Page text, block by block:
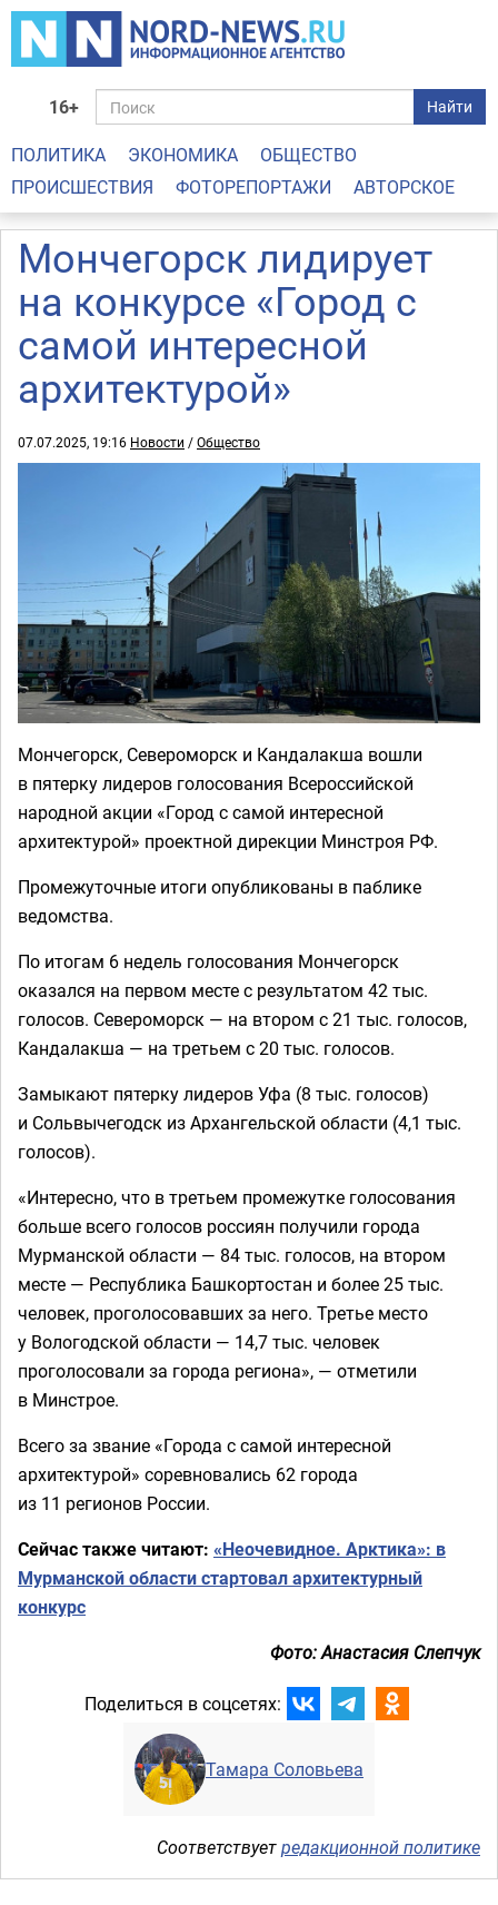
16+ Найти
ПОЛИТИКА ЭКОНОМИКА
ОБЩЕСТВО
ПРОИСШЕСТВИЯ
ФОТОРЕПОРТАЖИ АВТОРСКОЕ
Мончегорск лидирует
на конкурсе «Город с
самой интересной
архитектурой»
07.07.2025, 19:16 Новости /Общество
Мончегорск, Североморск и Кандалакша вошли
в пятерку лидеров голосования Всероссийской
народной акции «Город с самой интересной
архитектурой» проектной дирекции Минстроя РФ.
Промежуточные итоги опубликованы в паблике
ведомства.
По итогам 6 недель голосования Мончегорск
оказался на первом месте с результатом 42 тыс.
голосов. Североморск — на втором с 21 тыс. голосов,
Кандалакша — на третьем с 20 тыс. голосов.
Замыкают пятерку лидеров Уфа (8 тыс. голосов)
и Сольвычегодск из Архангельской области (4,1 тыс.
голосов).
«Интересно, что в третьем промежутке голосования
больше всего голосов россиян получили города
Мурманской области — 84 тыс. голосов, на втором
месте — Республика Башкортостан и более 25 тыс.
человек, проголосовавших за него. Третье место
у Вологодской области — 14,7 тыс. человек
проголосовали за города региона», — отметили
в Минстрое.
Всего за звание «Города с самой интересной
архитектурой» соревновались 62 города
из 11 регионов России.
Сейчас также читают: «Неочевидное. Арктика»: в
Мурманской области стартовал архитектурный
конкурс
Фото: Анастасия Слепчук
Поделиться в соцсетях:
Тамара Соловьева
Соответствуетредакционной политике